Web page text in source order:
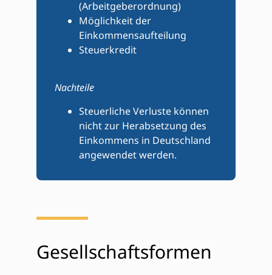
(Arbeitgeberordnung)
Möglichkeit der
Einkommensaufteilung
Steuerkredit
Nachteile
Steuerliche Verluste können
nicht zur Herabsetzung des
Einkommens in Deutschland
angewendet werden.
Gesellschaftsformen